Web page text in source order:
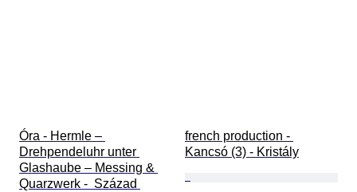
Óra - Hermle –
Drehpendeluhr unter
Glashaube – Messing &
Quarzwerk -  Század
french production -
Kancsó (3) - Kristály